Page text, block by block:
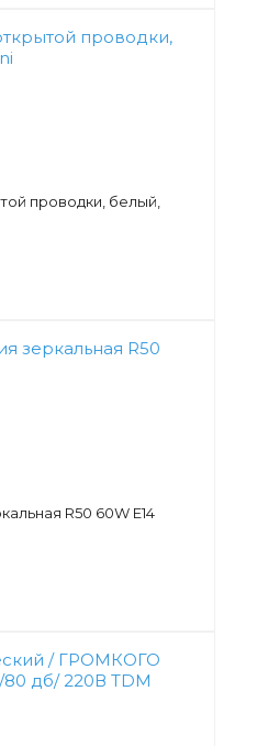
проводки, белый,
R50 60W E14